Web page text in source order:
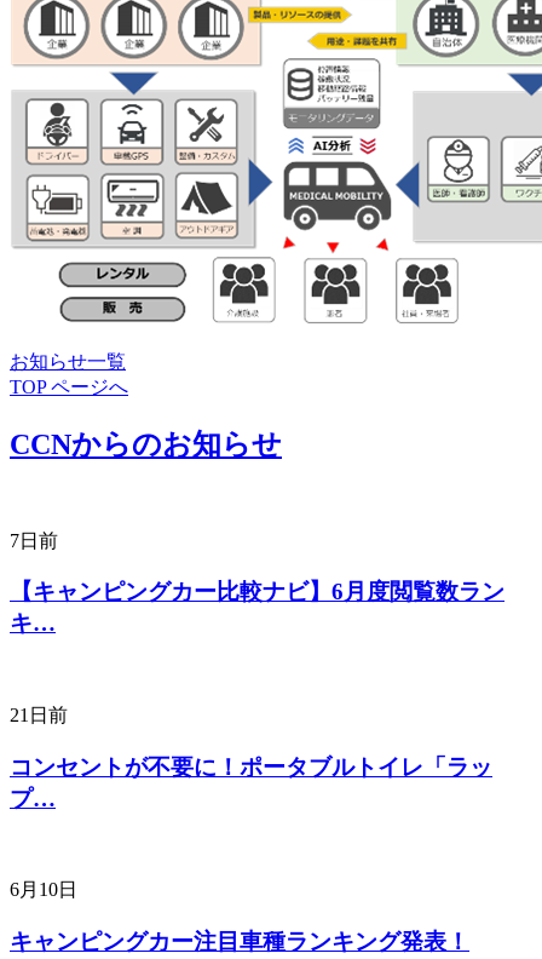
お知らせ一覧
TOP ページへ
CCNからのお知らせ
7日前
【キャンピングカー比較ナビ】6月度閲覧数ラン
キ…
21日前
コンセントが不要に！ポータブルトイレ「ラッ
プ…
6月10日
キャンピングカー注目車種ランキング発表！